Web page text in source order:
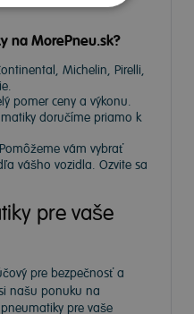
na MorePneu.sk?
Michelin, Pirelli,
pomer ceny a výkonu.
doručíme priamo k
Pomôžeme vám vybrať
vášho vozidla. Ozvite sa
pre vaše
pre bezpečnosť a
našu ponuku na
pre vaše